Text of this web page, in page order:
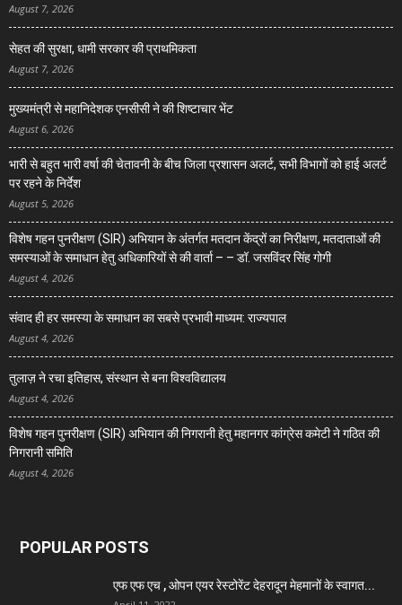
August 7, 2026
सेहत की सुरक्षा, धामी सरकार की प्राथमिकता
August 7, 2026
मुख्यमंत्री से महानिदेशक एनसीसी ने की शिष्टाचार भेंट
August 6, 2026
भारी से बहुत भारी वर्षा की चेतावनी के बीच जिला प्रशासन अलर्ट, सभी विभागों को हाई अलर्ट
पर रहने के निर्देश
August 5, 2026
विशेष गहन पुनरीक्षण (SIR) अभियान के अंतर्गत मतदान केंद्रों का निरीक्षण, मतदाताओं की
समस्याओं के समाधान हेतु अधिकारियों से की वार्ता – – डॉ. जसविंदर सिंह गोगी
August 4, 2026
संवाद ही हर समस्या के समाधान का सबसे प्रभावी माध्यम: राज्यपाल
August 4, 2026
तुलाज़ ने रचा इतिहास, संस्थान से बना विश्वविद्यालय
August 4, 2026
विशेष गहन पुनरीक्षण (SIR) अभियान की निगरानी हेतु महानगर कांग्रेस कमेटी ने गठित की
निगरानी समिति
August 4, 2026
POPULAR POSTS
एफ एफ एच , ओपन एयर रेस्टोरेंट देहरादून मेहमानों के स्वागत...